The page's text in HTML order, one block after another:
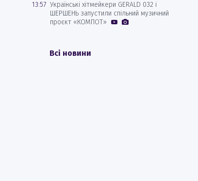
13:57 Українські хітмейкери GERALD 032 і
ШЕРШЕНЬ запустили спільний музичний
проєкт «КОМПОТ»
Всі новини